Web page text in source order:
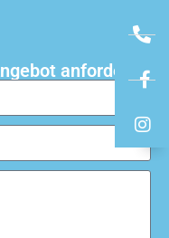
anfordern!